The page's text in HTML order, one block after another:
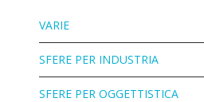
VARIE
SFERE PER INDUSTRIA
SFERE PER OGGETTISTICA